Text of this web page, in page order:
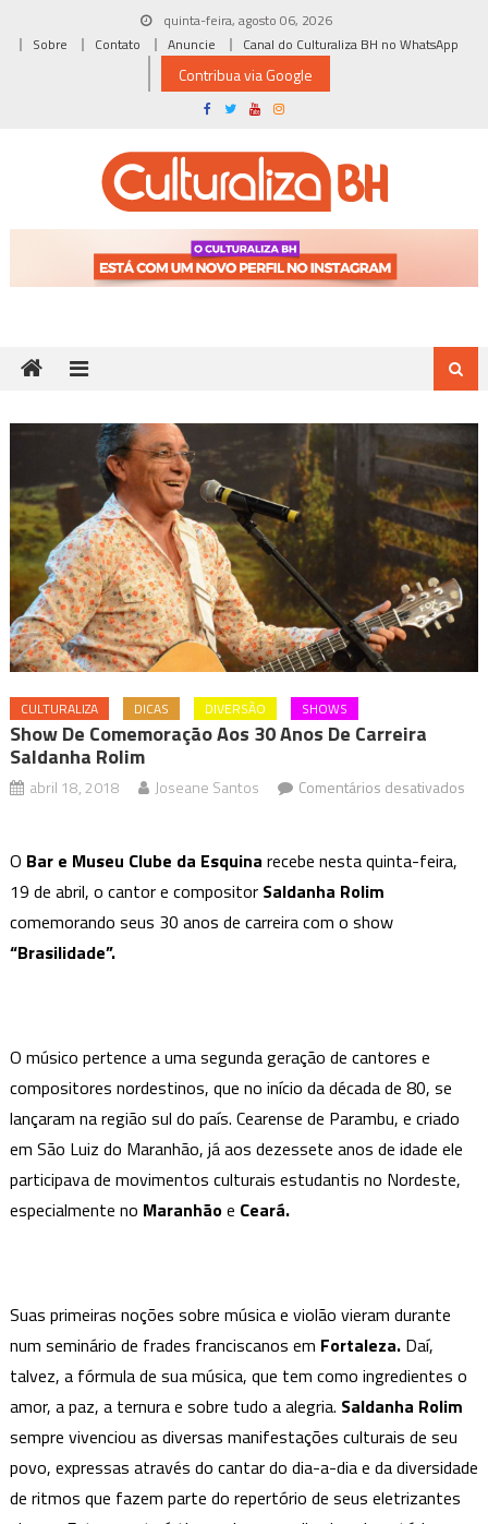
quinta-feira, agosto 06, 2026
Sobre
Contato Anuncie Canal do Culturaliza BH no WhatsApp
Contribua via Google
CULTURALIZA DICAS DIVERSÃO SHOWS
Show De Comemoração Aos 30 Anos De Carreira
Saldanha Rolim
abril 18, 2018 Joseane Santos
Comentários desativados
de
Comemoração
aos
30
Saldanha
Rolim
O Bar e Museu Clube da Esquina recebe nesta quinta-feira,
19 de abril, o cantor e compositor Saldanha Rolim
comemorando seus 30 anos de carreira com o show
“Brasilidade”.
O músico pertence a uma segunda geração de cantores e
compositores nordestinos, que no início da década de 80, se
lançaram na região sul do país. Cearense de Parambu, e criado
em São Luiz do Maranhão, já aos dezessete anos de idade ele
participava de movimentos culturais estudantis no Nordeste,
especialmente no Maranhãoe Ceará.
Suas primeiras noções sobre música e violão vieram durante
num seminário de frades franciscanos em Fortaleza. Daí,
talvez, a fórmula de sua música, que tem como ingredientes o
amor, a paz, a ternura e sobre tudo a alegria. Saldanha Rolim
sempre vivenciou as diversas manifestações culturais de seu
povo, expressas através do cantar do dia-a-dia e da diversidade
de ritmos que fazem parte do repertório de seus eletrizantes